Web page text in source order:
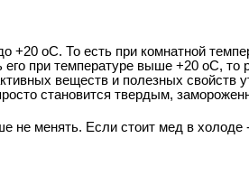
+20 оС. То есть при комнатной
при температуре выше +20 оС, то
веществ и полезных свойств
становится твердым,
не менять. Если стоит мед в холоде